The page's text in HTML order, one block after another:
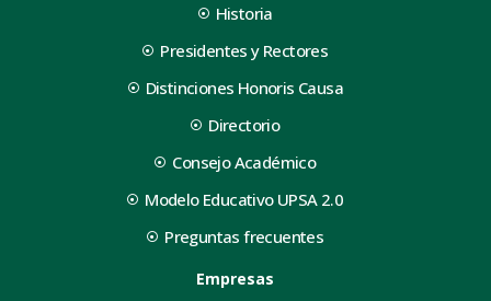
Historia
Presidentes y Rectores
Distinciones Honoris Causa
Directorio
Consejo Académico
Modelo Educativo UPSA 2.0
Preguntas frecuentes
Empresas